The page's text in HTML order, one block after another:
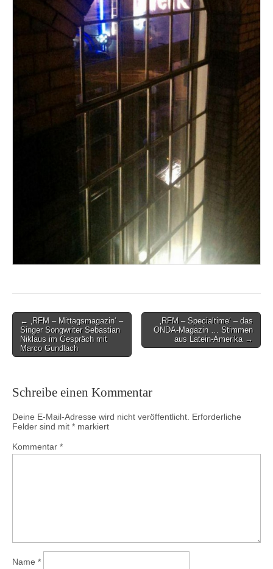
Post
navigation
← ‚RFM – Mittagsmagazin‘ –
Singer Songwriter Sebastian
Niklaus im Gespräch mit
Marco Gundlach
‚RFM – Specialtime‘ – das
ONDA-Magazin … Stimmen
aus Latein-Amerika →
Schreibe einen Kommentar
Deine E-Mail-Adresse wird nicht veröffentlicht. Erforderliche
Felder sind mit * markiert
Kommentar *
Name *